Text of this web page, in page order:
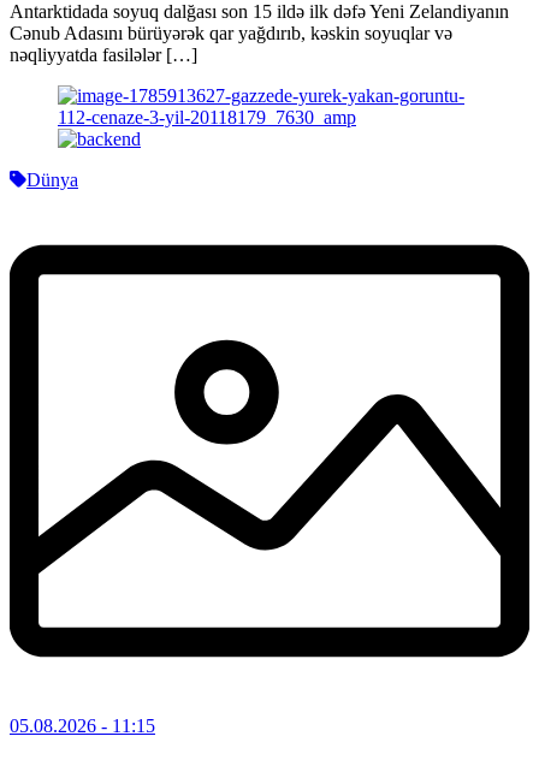
Antarktidada soyuq dalğası son 15 ildə ilk dəfə Yeni Zelandiyanın
Cənub Adasını bürüyərək qar yağdırıb, kəskin soyuqlar və
nəqliyyatda fasilələr […]
Dünya
05.08.2026 - 11:15